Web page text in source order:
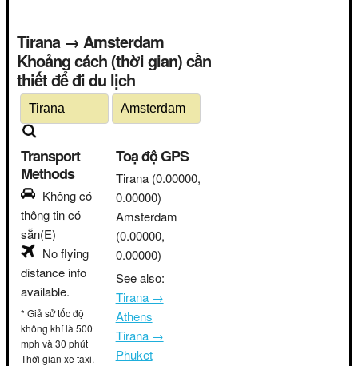
Tirana → Amsterdam
Khoảng cách (thời gian) cần
thiết để đi du lịch
Transport
Methods
Không có
thông tin có
sẵn(E)
No flying
distance info
available.
* Giả sử tốc độ
không khí là 500
mph và 30 phút
Thời gian xe taxi.
Toạ độ GPS
Tirana (0.00000,
0.00000)
Amsterdam
(0.00000,
0.00000)
See also:
Tirana →
Athens
Tirana →
Phuket